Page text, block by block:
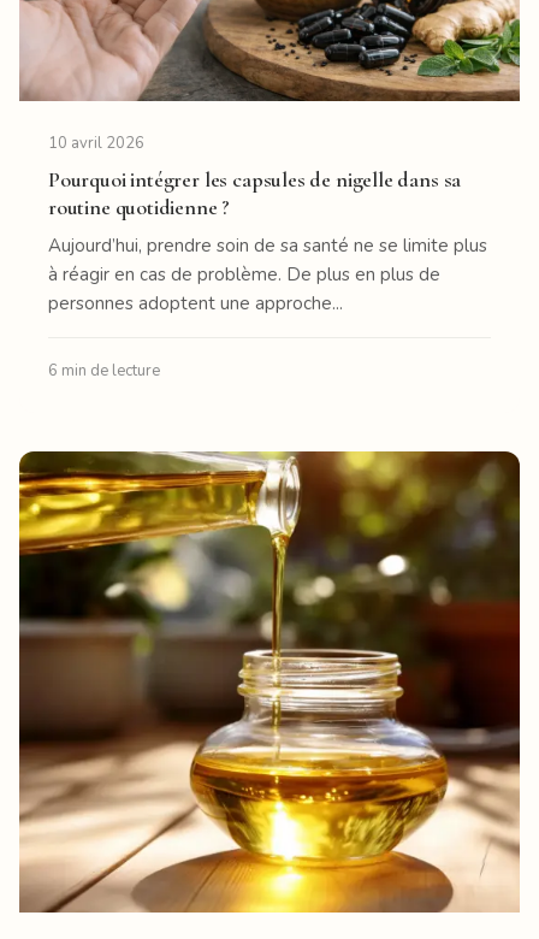
10 avril 2026
Pourquoi intégrer les capsules de nigelle dans sa
routine quotidienne ?
Aujourd’hui, prendre soin de sa santé ne se limite plus
à réagir en cas de problème. De plus en plus de
personnes adoptent une approche...
6 min de lecture